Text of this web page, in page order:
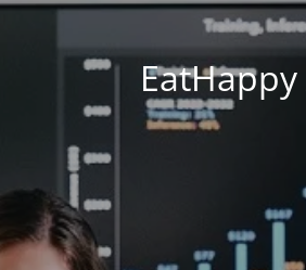
EatHappy